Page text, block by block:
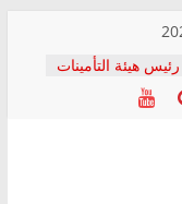
هيئة التأمينات
الأزمة لا ينهي
ونطالب بكشف
الصحي إلى
لجنة “الحق